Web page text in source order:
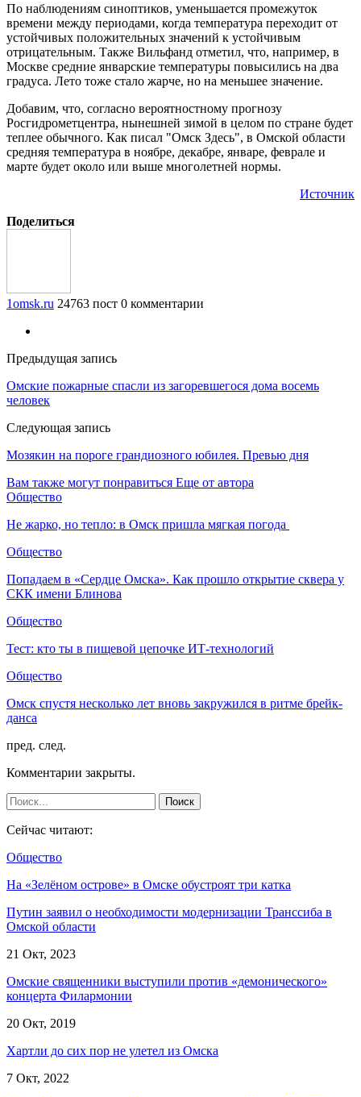
По наблюдениям синоптиков, уменьшается промежуток
времени между периодами, когда температура переходит от
устойчивых положительных значений к устойчивым
отрицательным. Также Вильфанд отметил, что, например, в
Москве средние январские температуры повысились на два
градуса. Лето тоже стало жарче, но на меньшее значение.
Добавим, что, согласно вероятностному прогнозу
Росгидрометцентра, нынешней зимой в целом по стране будет
теплее обычного. Как писал "Омск Здесь", в Омской области
средняя температура в ноябре, декабре, январе, феврале и
марте будет около или выше многолетней нормы.
Источник
Поделиться
1omsk.ru 24763 пост 0 комментарии
Предыдущая запись
Омские пожарные спасли из загоревшегося дома восемь
человек
Следующая запись
Мозякин на пороге грандиозного юбилея. Превью дня
Вам также могут понравиться Еще от автора
Общество
Не жарко, но тепло: в Омск пришла мягкая погода
Общество
Попадаем в «Сердце Омска». Как прошло открытие сквера у
СКК имени Блинова
Общество
Тест: кто ты в пищевой цепочке ИТ-технологий
Общество
Омск спустя несколько лет вновь закружился в ритме брейк-
данса
пред. след.
Комментарии закрыты.
Сейчас читают:
Общество
На «Зелёном острове» в Омске обустроят три катка
Путин заявил о необходимости модернизации Транссиба в
Омской области
21 Окт, 2023
Омские священники выступили против «демонического»
концерта Филармонии
20 Окт, 2019
Хартли до сих пор не улетел из Омска
7 Окт, 2022